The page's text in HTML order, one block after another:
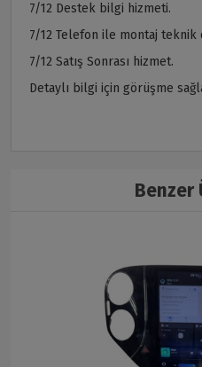
7/12 Destek bilgi hizmeti.
7/12 Telefon ile montaj teknik
7/12 Satış Sonrası hizmet.
Detaylı bilgi için görüşme
Benzer